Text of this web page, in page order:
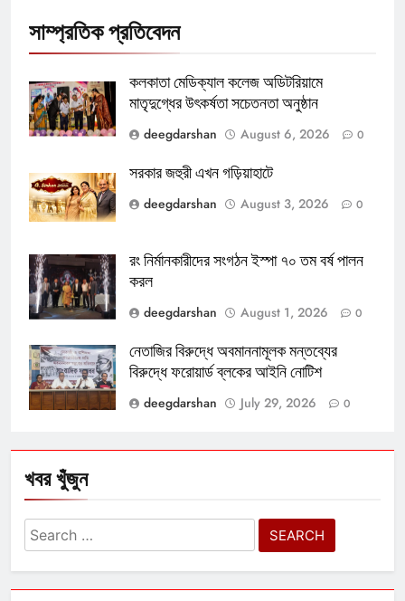
সাম্প্রতিক প্রতিবেদন
কলকাতা মেডিক্যাল কলেজ অডিটরিয়ামে
মাতৃদুগ্ধের উৎকর্ষতা সচেতনতা অনুষ্ঠান
deegdarshan
August 6, 2026 0
সরকার জহুরী এখন গড়িয়াহাটে
deegdarshan
August 3, 2026 0
রং নির্মানকারীদের সংগঠন ইস্পা ৭০ তম বর্ষ পালন
করল
deegdarshan
August 1, 2026 0
নেতাজির বিরুদ্ধে অবমাননামূলক মন্তব্যের
বিরুদ্ধে ফরোয়ার্ড ব্লকের আইনি নোটিশ
deegdarshan
July 29, 2026 0
খবর খুঁজুন
Search
for: